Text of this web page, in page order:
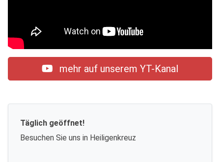
mehr auf unserem YT-Kanal
Täglich geöffnet!
Besuchen Sie uns in Heiligenkreuz